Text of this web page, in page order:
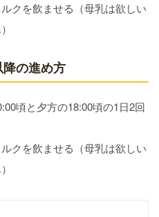
クを飲ませる（母乳は欲しい
の進め方
頃と夕方の18:00頃の1日2回
クを飲ませる（母乳は欲しい